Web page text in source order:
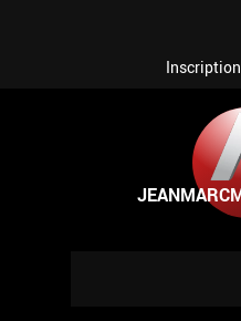
Inscription